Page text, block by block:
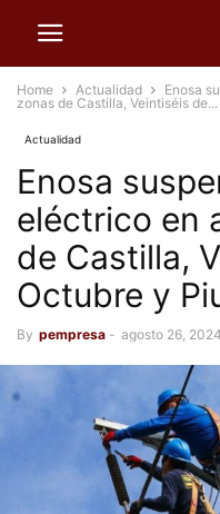
Home Actualidad
Enosa
zonas de Castilla, Veintiséis de...
Actualidad
Enosa
eléctrico en
de Castilla,
Octubre y
By pempresa - agosto 26, 2024